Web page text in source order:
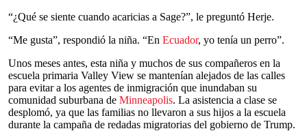
“¿Qué se siente cuando acaricias a Sage?”, le preguntó Herje.
“Me gusta”, respondió la niña. “En Ecuador, yo tenía un perro”.
Unos meses antes, esta niña y muchos de sus compañeros en la
escuela primaria Valley View se mantenían alejados de las calles
para evitar a los agentes de inmigración que inundaban su
comunidad suburbana de Minneapolis. La asistencia a clase se
desplomó, ya que las familias no llevaron a sus hijos a la escuela
durante la campaña de redadas migratorias del gobierno de Trump.